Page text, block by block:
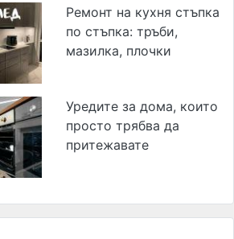
Ремонт на кухня стъпка
по стъпка: тръби,
мазилка, плочки
Уредите за дома, които
просто трябва да
притежавате